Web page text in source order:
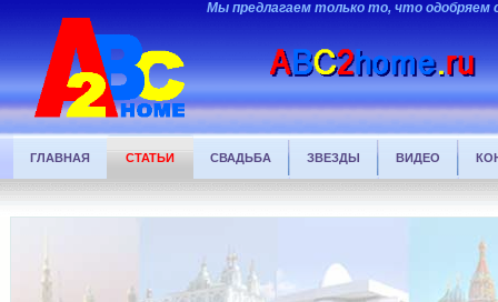
Мы предлагаем только то, что одобряем
ГЛАВНАЯ СТАТЬИ СВАДЬБА ЗВЕЗДЫ ВИДЕО